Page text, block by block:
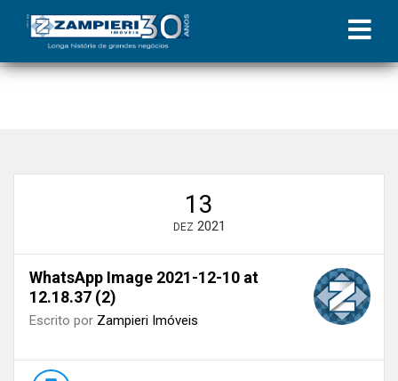
Início»Blog»Natal Solidário | Coluna Zampieri
WhatsApp Image
2021-12-10 at 12.18.37 (2)
13
DEZ 2021
WhatsApp Image 2021-12-10 at
12.18.37 (2)
Escrito por Zampieri Imóveis